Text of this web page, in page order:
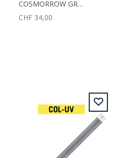
COSMORROW GROW LED 20W 2.7
CHF 34,00